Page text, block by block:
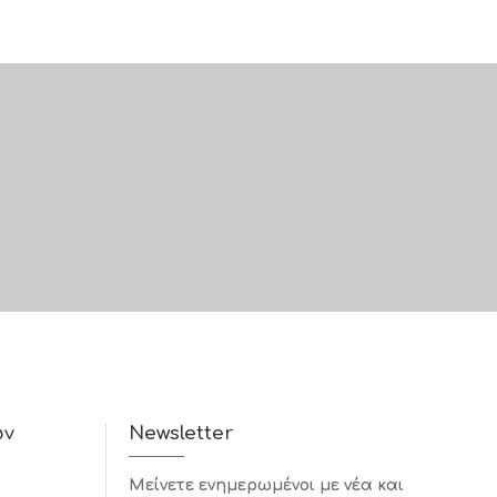
Newsletter
Μείνετε ενημερωμένοι με νέα και